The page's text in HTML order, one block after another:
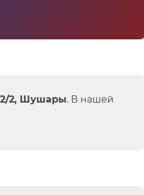
2/2, Шушары. В нашей